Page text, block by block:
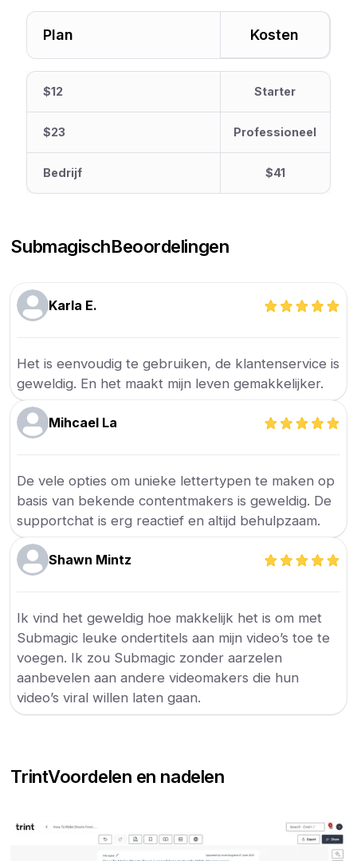
Plan Kosten
$12 Starter
$23 Professioneel
Bedrijf $41
SubmagischBeoordelingen
Karla E.
Het is eenvoudig te gebruiken, de klantenservice is
geweldig. En het maakt mijn leven gemakkelijker.
Mihcael La
De vele opties om unieke lettertypen te maken op
basis van bekende contentmakers is geweldig. De
supportchat is erg reactief en altijd behulpzaam.
Shawn Mintz
Ik vind het geweldig hoe makkelijk het is om met
Submagic leuke ondertitels aan mijn video’s toe te
voegen. Ik zou Submagic zonder aarzelen
aanbevelen aan andere videomakers die hun
video’s viral willen laten gaan.
TrintVoordelen en nadelen